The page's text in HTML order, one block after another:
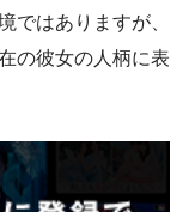
ではありますが、
の彼女の人柄に表